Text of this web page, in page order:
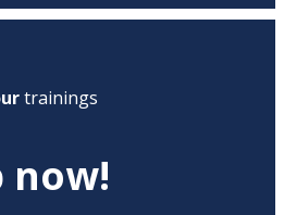
trainings
now!